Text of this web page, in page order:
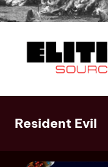
Resident Evil